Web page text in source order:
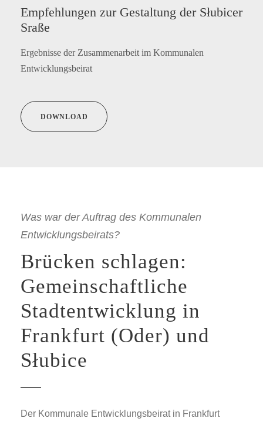
Empfehlungen zur Gestaltung der Słubicer
Sraße
Ergebnisse der Zusammenarbeit im Kommunalen
Entwicklungsbeirat
DOWNLOAD
Was war der Auftrag des Kommunalen
Entwicklungsbeirats?
Brücken schlagen:
Gemeinschaftliche
Stadtentwicklung in
Frankfurt (Oder) und
Słubice
Der Kommunale Entwicklungsbeirat in Frankfurt